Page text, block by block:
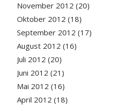
November 2012 (20)
Oktober 2012 (18)
September 2012 (17)
August 2012 (16)
Juli 2012 (20)
Juni 2012 (21)
Mai 2012 (16)
April 2012 (18)